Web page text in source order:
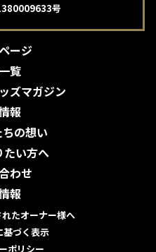
号
ージ
覧
ズマガジン
報
の想い
たい方へ
わせ
報
たオーナー様へ
基づく表示
ポリシー